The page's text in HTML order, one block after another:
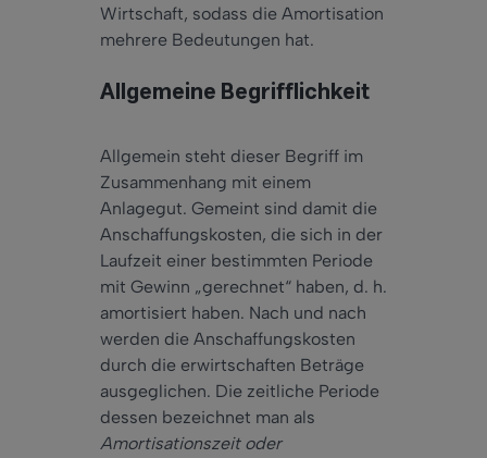
Wirtschaft, sodass die Amortisation
mehrere Bedeutungen hat.
Allgemeine Begrifflichkeit
Allgemein steht dieser Begriff im
Zusammenhang mit einem
Anlagegut. Gemeint sind damit die
Anschaffungskosten, die sich in der
Laufzeit einer bestimmten Periode
mit Gewinn „gerechnet“ haben, d. h.
amortisiert haben. Nach und nach
werden die Anschaffungskosten
durch die erwirtschaften Beträge
ausgeglichen. Die zeitliche Periode
dessen bezeichnet man als
Amortisationszeit oder